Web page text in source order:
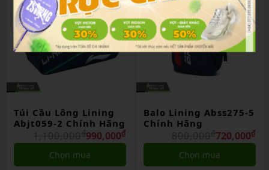
Túi Cầu Lông Lining
Abjt059-2 Chính Hãng
990,000₫
1,100,000₫
Chọn mua
Balo Lining Abss275-5
Chính Hãng
720,000₫
800,000₫
Chọn mua